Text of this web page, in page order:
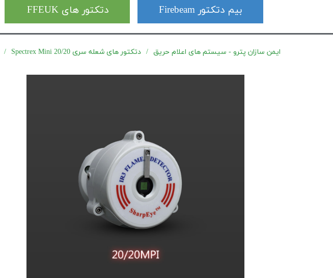
دتکتور های FFEUK بیم دتکتور Firebeam
ایمن سازان پترو - سیستم های اعلام حریق دتکتور های شعله سری 20/20 Spectrex Mini